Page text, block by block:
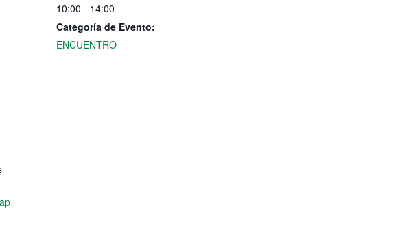
10:00 - 14:00
Categoría de Evento:
ENCUENTRO